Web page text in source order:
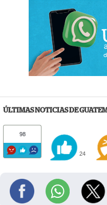
ÚLTIMAS NOTICIAS DE
98
24